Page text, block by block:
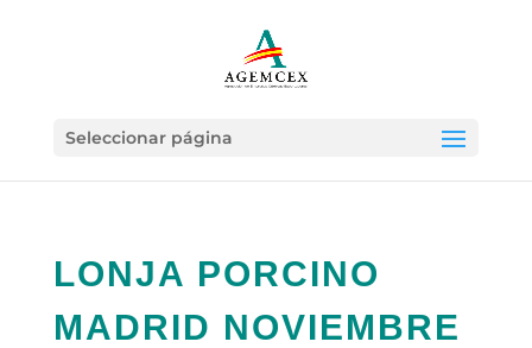
Seleccionar página
LONJA PORCINO
MADRID NOVIEMBRE